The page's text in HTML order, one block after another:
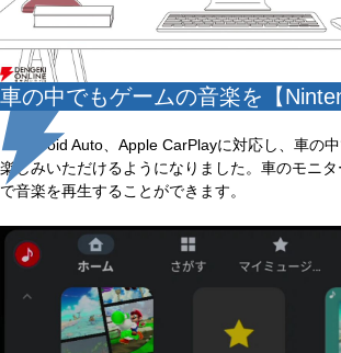
車の中でもゲームの音楽を【
Android Auto、Apple CarPlayに対応し、車の
楽しみいただけるようになりました。車のモニ
で音楽を再生することができます。